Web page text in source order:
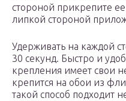
стороной прикрепите
липкой стороной
Удерживать на каждой
30 секунд. Быстро и
крепления имеет свои
крепится на обои из
такой способ подходит